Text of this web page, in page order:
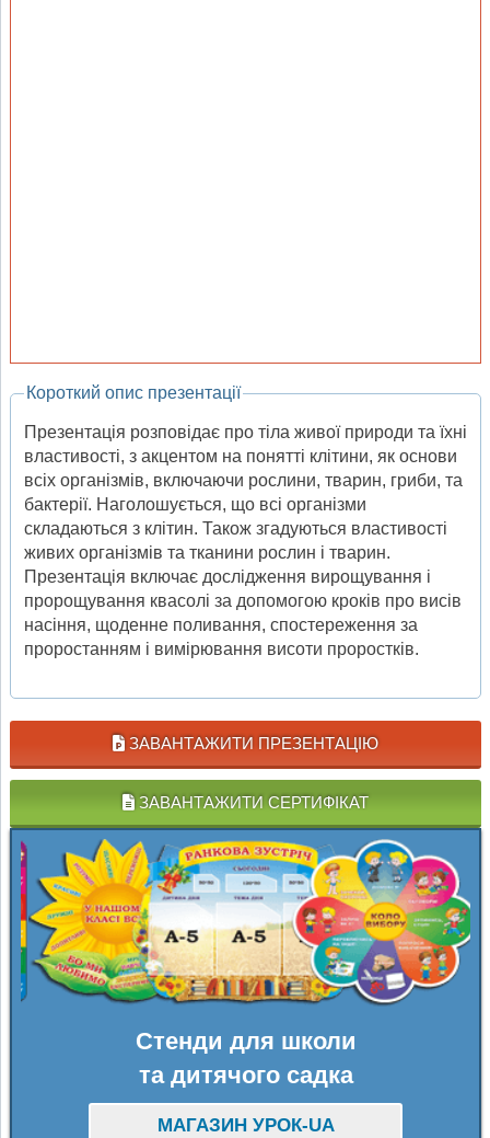
Короткий опис презентації
Презентація розповідає про тіла живої природи та їхні
властивості, з акцентом на понятті клітини, як основи
всіх організмів, включаючи рослини, тварин, гриби, та
бактерії. Наголошується, що всі організми
складаються з клітин. Також згадуються властивості
живих організмів та тканини рослин і тварин.
Презентація включає дослідження вирощування і
пророщування квасолі за допомогою кроків про висів
насіння, щоденне поливання, спостереження за
проростанням і вимірювання висоти проростків.
ЗАВАНТАЖИТИ ПРЕЗЕНТАЦІЮ
ЗАВАНТАЖИТИ СЕРТИФІКАТ
Стенди для школи
та дитячого садка
МАГАЗИН УРОК-UA